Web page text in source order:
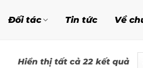
Đối tác Tin tức Về
Hiển thị tất cả 22 kết quảĐã